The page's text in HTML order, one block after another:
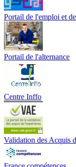
Portail de l'emploi et
Portail de l'alternance
Centre Inffo
Validation des Acquis